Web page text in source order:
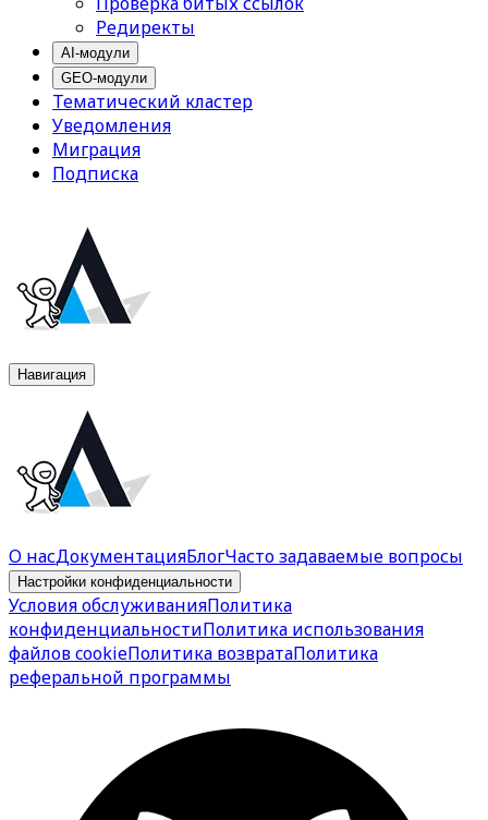
Редиректы
AI-модули
GEO-модули
Тематический кластер
Уведомления
Миграция
Подписка
Навигация
О насДокументацияБлогЧасто задаваемые вопросы
Настройки конфиденциальности
Условия обслуживанияПолитика
конфиденциальностиПолитика использования
файлов cookieПолитика возвратаПолитика
реферальной программы